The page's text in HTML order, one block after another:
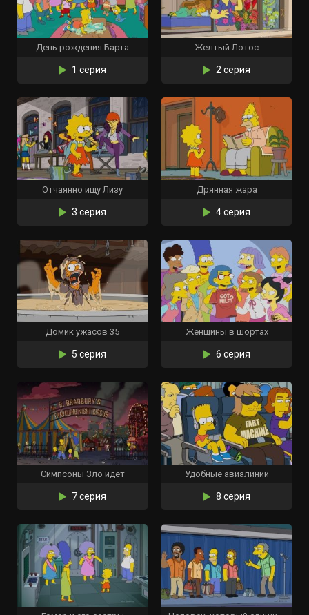
День рождения Барта
1 серия
Желтый Лотос
2 серия
Отчаянно ищу Лизу
3 серия
Дрянная жара
4 серия
Домик ужасов 35
5 серия
Женщины в шортах
6 серия
Симпсоны Зло идет
7 серия
Удобные авиалинии
8 серия